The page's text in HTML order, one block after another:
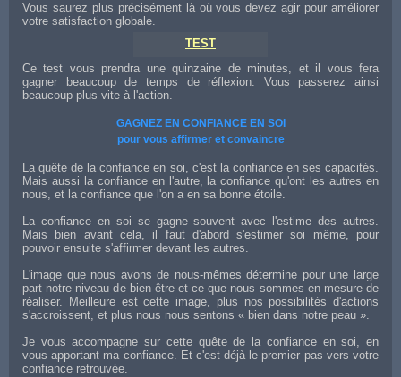
Vous saurez plus précisément là où vous devez agir pour améliorer
votre satisfaction globale.
TEST
Ce test vous prendra une quinzaine de minutes, et il vous fera
gagner beaucoup de temps de réflexion. Vous passerez ainsi
beaucoup plus vite à l'action.
GAGNEZ EN CONFIANCE EN SOI
pour vous affirmer et convaincre
La quête de la confiance en soi, c'est la confiance en ses capacités.
Mais aussi la confiance en l'autre, la confiance qu'ont les autres en
nous, et la confiance que l'on a en sa bonne étoile.
La confiance en soi se gagne souvent avec l'estime des autres.
Mais bien avant cela, il faut d'abord s'estimer soi même, pour
pouvoir ensuite s'affirmer devant les autres.
L'image que nous avons de nous-mêmes détermine pour une large
part notre niveau de bien-être et ce que nous sommes en mesure de
réaliser. Meilleure est cette image, plus nos possibilités d'actions
s'accroissent, et plus nous nous sentons « bien dans notre peau ».
Je vous accompagne sur cette quête de la confiance en soi, en
vous apportant ma confiance. Et c'est déjà le premier pas vers votre
confiance retrouvée.